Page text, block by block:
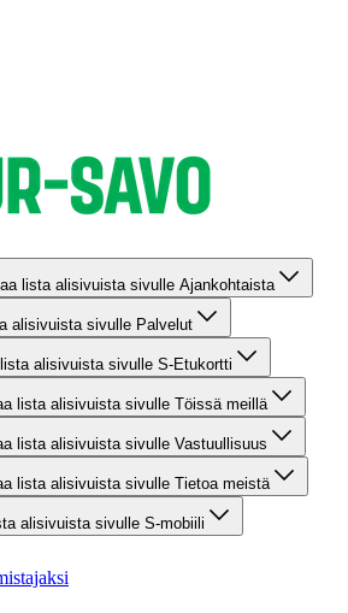
lista alisivuista sivulle Ajankohtaista
alisivuista sivulle Palvelut
alisivuista sivulle S-Etukortti
lista alisivuista sivulle Töissä meillä
lista alisivuista sivulle Vastuullisuus
lista alisivuista sivulle Tietoa meistä
alisivuista sivulle S-mobiili